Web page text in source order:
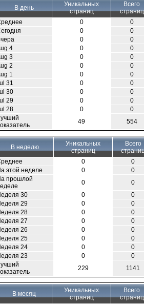
В день
Уникальных
страниц
Всего
страниц
0
0
0
0
0
0
4
0
0
3
0
0
2
0
0
1
0
0
31
0
0
30
0
0
29
0
0
28
0
0
49 554
В неделю
Уникальных
страниц
Всего
0
0
этой неделе
0
0
прошлой
0
0
30
0
0
29
0
0
28
0
0
27
0
0
26
0
0
25
0
0
24
0
0
23
0
0
229 1141
В месяц
Уникальных
страниц
Всего
страниц